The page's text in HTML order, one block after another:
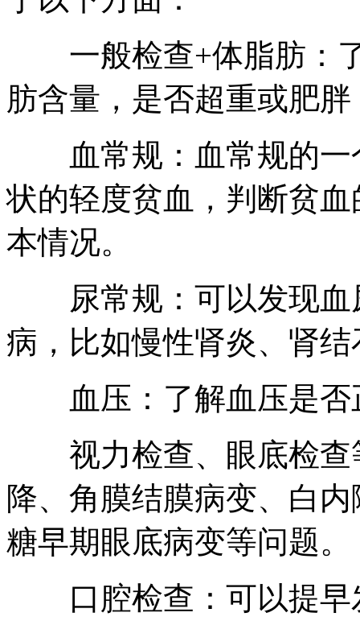
一般检查+体脂肪：了
肪含量，是否超重或肥
血常规：血常规的一
状的轻度贫血，判断贫
本情况。
尿常规：可以发现血
病，比如慢性肾炎、肾结
血压：了解血压是否
视力检查、眼底检查
降、角膜结膜病变、白
糖早期眼底病变等问题。
口腔检查：可以提早